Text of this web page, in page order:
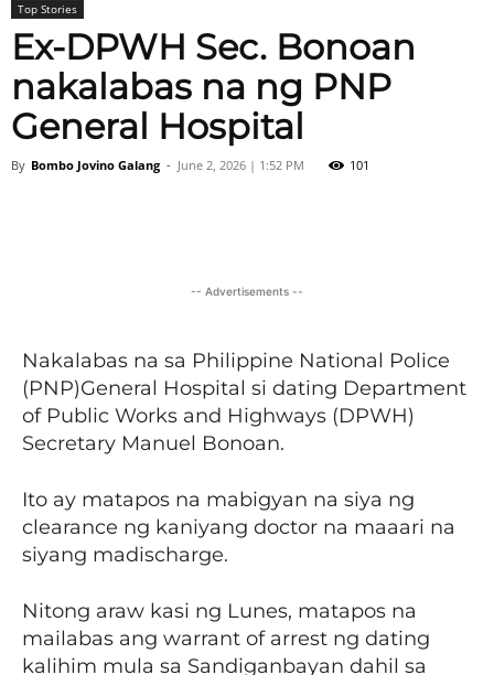
Top Stories
Ex-DPWH Sec. Bonoan
nakalabas na ng PNP
General Hospital
By Bombo Jovino Galang - June 2, 2026 | 1:52 PM 101
-- Advertisements --
Nakalabas na sa Philippine National Police
(PNP)General Hospital si dating Department
of Public Works and Highways (DPWH)
Secretary Manuel Bonoan.
Ito ay matapos na mabigyan na siya ng
clearance ng kaniyang doctor na maaari na
siyang madischarge.
Nitong araw kasi ng Lunes, matapos na
mailabas ang warrant of arrest ng dating
kalihim mula sa Sandiganbayan dahil sa